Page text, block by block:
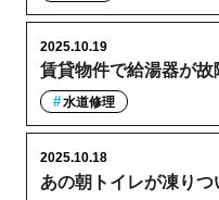
賃貸物件で給湯器が故
2025.10.19
水道修理
あの朝トイレが凍り
2025.10.18